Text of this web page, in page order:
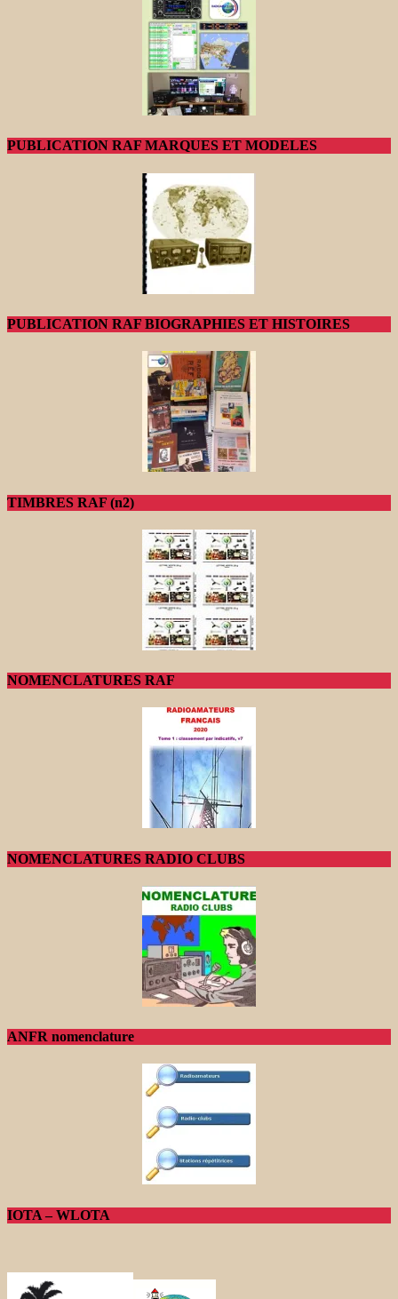
PUBLICATION RAF MARQUES ET MODELES
PUBLICATION RAF BIOGRAPHIES ET HISTOIRES
TIMBRES RAF (n2)
NOMENCLATURES RAF
NOMENCLATURES RADIO CLUBS
ANFR nomenclature
IOTA – WLOTA